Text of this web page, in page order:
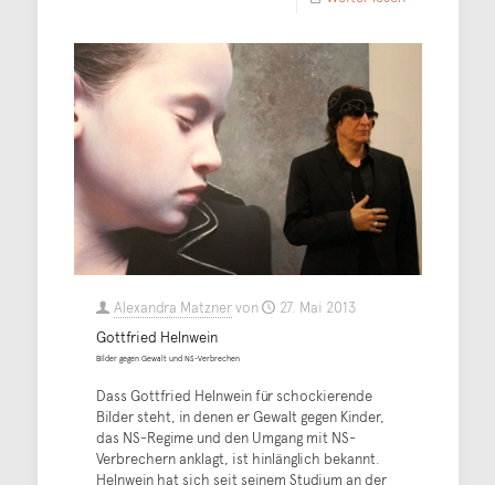
Alexandra Matznervon
27. Mai 2013
Gottfried Helnwein
Bilder gegen Gewalt und NS-Verbrechen
Dass Gottfried Helnwein für schockierende
Bilder steht, in denen er Gewalt gegen Kinder,
das NS-Regime und den Umgang mit NS-
Verbrechern anklagt, ist hinlänglich bekannt.
Helnwein hat sich seit seinem Studium an der